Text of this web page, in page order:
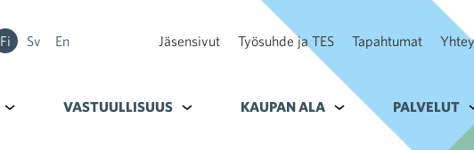
Fi Sv En Jäsensivut Työsuhde ja TES Tapahtumat
Alavalikko kohteelle Tavoitteet
VASTUULLISUUS Alavalikko kohteelle Vastuullisuus
KAUPAN ALA Alavalikko kohteelle
PALVELUT